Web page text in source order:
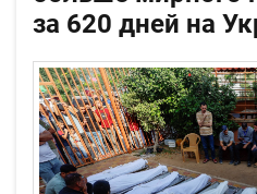
за 620 дней на